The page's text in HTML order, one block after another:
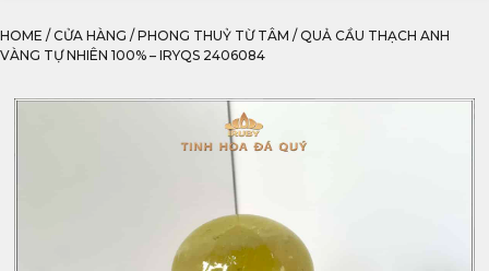
HOME / CỬA HÀNG / PHONG THUỶ TỪ TÂM / QUẢ CẦU THẠCH ANH
VÀNG TỰ NHIÊN 100% – IRYQS 2406084